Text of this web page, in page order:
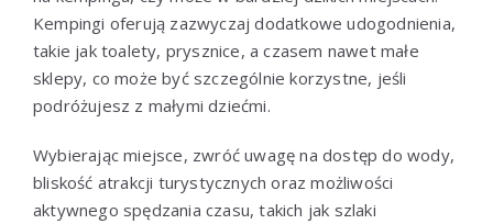
Kempingi oferują zazwyczaj dodatkowe udogodnienia,
takie jak toalety, prysznice, a czasem nawet małe
sklepy, co może być szczególnie korzystne, jeśli
podróżujesz z małymi dziećmi.
Wybierając miejsce, zwróć uwagę na dostęp do wody,
bliskość atrakcji turystycznych oraz możliwości
aktywnego spędzania czasu, takich jak szlaki